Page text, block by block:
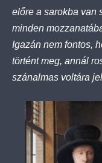
előre a sarokba van
minden
Igazán nem fontos,
történt meg, annál
szánalmas voltára